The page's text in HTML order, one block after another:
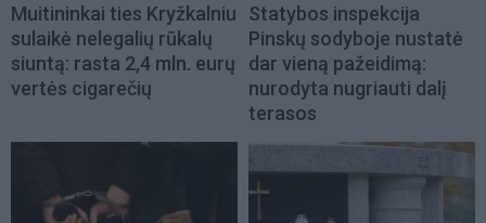
Muitininkai ties Kryžkalniu
sulaikė nelegalių rūkalų
siuntą: rasta 2,4 mln. eurų
vertės cigarečių
Statybos inspekcija
Pinskų sodyboje nustatė
dar vieną pažeidimą:
nurodyta nugriauti dalį
terasos